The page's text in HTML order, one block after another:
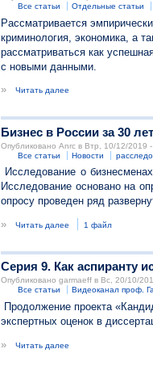
Все статьи
Отдельные статьи
Рассматривается
криминология, экономика, а
рассматриваться как
с новыми данными.
»
Читать далее
Бизнес в России за 30 лет
Опубликовано Anrc в Втр, 10/12/2019
Все статьи
Новости
Исследование о
Исследование основано на
опросу проведен ряд
»
Читать далее 1 файл
Серия 9. Как аспиранту
Опубликовано garmaeff в Вс, 20/10/
Все статьи
Видеоканал проф.
Продолжение проекта
экспертных оценок в
»
Читать далее